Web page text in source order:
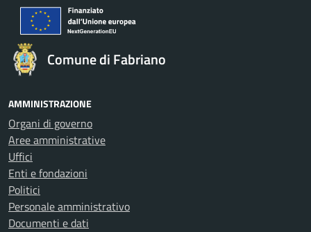
Comune di Fabriano
AMMINISTRAZIONE
Organi di governo
Aree amministrative
Uffici
Enti e fondazioni
Politici
Personale amministrativo
Documenti e dati